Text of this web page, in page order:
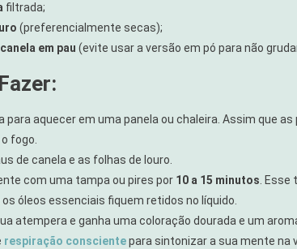
filtrada;
(preferencialmente secas);
em pau (evite usar a versão em pó para não
para aquecer em uma panela ou chaleira. Assim que
fogo.
de canela e as folhas de louro.
com uma tampa ou pires por 10 a 15 minutos. Esse
óleos essenciais fiquem retidos no líquido.
atempera e ganha uma coloração dourada e um
respiração conscientepara sintonizar a sua mente na